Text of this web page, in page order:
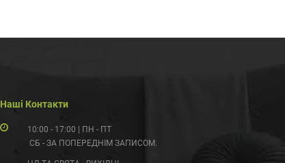
Наші Контакти
10:00 - 17:00 | ПН - ПТ
СБ - ЗА ПОПЕРЕДНІМ ЗАПИСОМ.